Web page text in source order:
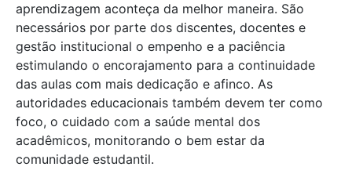
aprendizagem aconteça da melhor maneira. São
necessários por parte dos discentes, docentes e
gestão institucional o empenho e a paciência
estimulando o encorajamento para a continuidade
das aulas com mais dedicação e afinco. As
autoridades educacionais também devem ter como
foco, o cuidado com a saúde mental dos
acadêmicos, monitorando o bem estar da
comunidade estudantil.